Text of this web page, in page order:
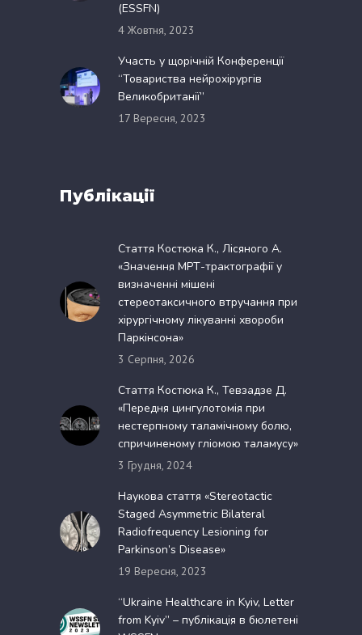
(ESSFN)
4 Жовтня, 2023
Участь у щорічній Конференції
“Товариства нейрохірургів
Великобританії”
17 Вересня, 2023
Публікації
Стаття Костюка К., Лісяного А.
«Значення МРТ-трактографії у
визначенні мішені
стереотаксичного втручання при
хірургічному лікуванні хвороби
Паркінсона»
3 Серпня, 2026
Стаття Костюка К., Тевзадзе Д.
«Передня цингулотомія при
нестерпному таламічному болю,
спричиненому гліомою таламусу»
3 Грудня, 2024
Наукова стаття «Stereotactic
Staged Asymmetric Bilateral
Radiofrequency Lesioning for
Parkinson’s Disease»
19 Вересня, 2023
“Ukraine Healthcare in Kyiv, Letter
from Kyiv” – публікація в бюлетені